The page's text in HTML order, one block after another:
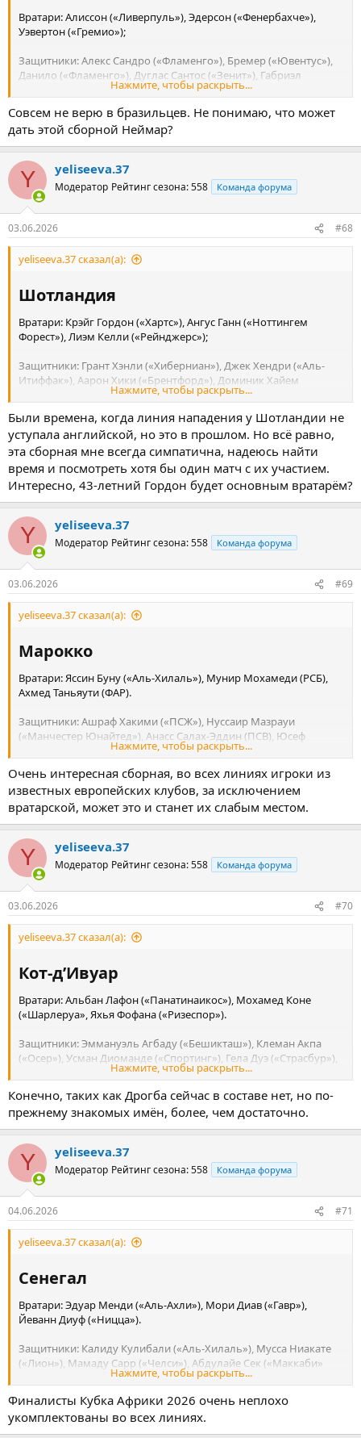
Вратари: Алиссон («Ливерпуль»), Эдерсон («Фенербахче»),
Уэвертон («Гремио»);
Защитники: Алекс Сандро («Фламенго»), Бремер («Ювентус»),
Данило («Фламенго»), Дуглас Сантос («Зенит»), Габриэл
Магальяэс («Арсенал»), Рожер Ибанес («Аль-Ахли»), Лео
Перейра («Фламенго»), Маркиньос («ПСЖ»), Уэсли Франса
(«Рома»);
Полузащитники: Бруно Гимараэс («Ньюкасл»), Каземиро
(«Манчестер Юнайтед»), Данило дос Сантос («Ботафого»),
Фабиньо («Аль-Иттихад»), Лукас Пакета («Фламенго»);
Нападающие: Эндрик («Лион» / «Реал»), Габриэл Мартинелли
(«Арсенал»), Игор Тиаго («Брентфорд»), Луис Энрике («Зенит»),
Матеус Кунья («Манчестер Юнайтед»), Неймар («Сантос»),
Рафинья Диас («Барселона»), Райан Роша («Борнмут»),
Винисиус Жуниор («Реал»).
Нажмите, чтобы раскрыть...
Совсем не верю в бразильцев. Не понимаю, что может
дать этой сборной Неймар?
Y yeliseeva.37
Модератор Рейтинг сезона: 558 Команда форума
03.06.2026 #68
yeliseeva.37 сказал(а):
Шотландия​
Вратари: Крэйг Гордон («Хартс»), Ангус Ганн («Ноттингем
Форест»), Лиэм Келли («Рейнджерс»);
Защитники: Грант Хэнли («Хиберниан»), Джек Хендри («Аль-
Итиффак»), Аарон Хики («Брентфорд»), Доминик Хайем
(«Рексхэм»), Скотт Маккенна («Динамо» Загреб), Натан
Робертсон («Ливерпуль»), Джон Суттар («Рейнджерс»), Киран
Тирни («Селтик»);
Полузащитники: Райан Кристи («Борнмут»), Финдлэй Кертис
(«Килмарнок»), Льюис Фергюсон («Болонья»), Бен Доук
(«Борнмут»), Билли Гилмор («Наполи»), Джон Макгинн («Астон
(«Наполи»);
Нападающие: Че Адамс («Торино»), Линдон Дайкс («Чарльтон»),
Джордж Херст («Ипсвич»), Лоуренс Шенкленд («Хартс»), Росс
Стюарт («Саутгемптон»).
Нажмите, чтобы раскрыть...
Были времена, когда линия нападения у Шотландии не
уступала английской, но это в прошлом. Но всё равно,
эта сборная мне всегда симпатична, надеюсь найти
время и посмотреть хотя бы один матч с их участием.
Интересно, 43-летний Гордон будет основным вратарём?
Y yeliseeva.37
Модератор Рейтинг сезона: 558 Команда форума
03.06.2026 #69
yeliseeva.37 сказал(а):
Марокко​
Вратари: Яссин Буну («Аль-Хилаль»), Мунир Мохамеди (РСБ),
Ахмед Таньяути (ФАР).
Защитники: Ашраф Хакими («ПСЖ»), Нуссаир Мазрауи
(«Манчестер Юнайтед»), Анасс Салах-Эддин (ПСВ), Юсеф
Беламмари («Аль-Ахли» Каир), Исса Диоп («Фулхэм»), Шади
Риад («Кристал Пэлас»), Закария Эль-Уахди («Генк»), Редуан
Аляль («Мехелен»), Найеф Агерд («Марсель»).
Полузащитники: Нель Эль-Энауи («Рома»), Аззедин Унаи
(«Жирона»), Исмаэль Сайбари (ПСВ), Биляль Эль-Ханнус
(«Штутгарт»), Самир Эль-Мурабет («Страсбур»), Софьян
Амрабат («Бетис»), Айюб Буадди («Лилль»).
Нападающие: Браим Диас («Реал»), Аюб Эль-Кааби
(«Олимпиакос»), Абде Эззальзули («Бетис»), Суфьян Раими
(«Аль-Айн»), Гессим Яссин («Страсбур»), Аюб Амаимуни-Эшгуяб
(«Айнтрахт»), Шамсдин Тальби («Сандерленд»).
Нажмите, чтобы раскрыть...
Очень интересная сборная, во всех линиях игроки из
известных европейских клубов, за исключением
вратарской, может это и станет их слабым местом.
Y yeliseeva.37
Модератор Рейтинг сезона: 558 Команда форума
03.06.2026 #70
yeliseeva.37 сказал(а):
Кот-д’Ивуар​
Вратари: Альбан Лафон («Панатинаикос»), Мохамед Коне
(«Шарлеруа», Яхья Фофана («Ризеспор»).
Защитники: Эммануэль Агбаду («Бешикташ»), Клеман Акпа
(«Осер»), Усман Диоманде («Спортинг»), Гела Дуэ («Страсбур»),
Гислен Конан («Бургос»), Одилон Коссуну («Аталанта»), Эван
Ндика («Рома»), Вилфрид Синго («Галатасарай»).
Полузащитники: Секо Фофана («Порту»), Парфе Гиагон
(«Шарлеруа»), Крист Инао Улай («Трабзонспор»), Франк Кессиэ
(«Аль-Ахли»), Ибрагим Сангаре («Ноттингем Форест»), Жан-
Микаэль Сери («Аль-Оруба»).
Нападающие: Омар Диаките («Серкль Брюгге»), Ян Диоманде
(«Лейпциг»), Амад Диалло («МЮ»), Эванн Гессан («Кристал
Пэлас»), Базумана Туре («Хоффенхайм»), Симон Аденгра
(«Монако»), Анж-Йоан Бонни («Интер»), Николя Пепе
Нажмите, чтобы раскрыть...
Конечно, таких как Дрогба сейчас в составе нет, но по-
прежнему знакомых имён, более, чем достаточно.
Y yeliseeva.37
Модератор Рейтинг сезона: 558 Команда форума
04.06.2026 #71
yeliseeva.37 сказал(а):
Сенегал​
Вратари: Эдуар Менди («Аль-Ахли»), Мори Диав («Гавр»),
Йеванн Диуф («Ницца»).
Защитники: Калиду Кулибали («Аль-Хилаль»), Мусса Ниакате
(«Лион»), Мамаду Сарр («Челси»), Абдулайе Сек («Маккаби»
Хайфа), Эль-Хаджи Малик Диуф («Вест Хэм»), Исмаиль Якобс
(«Галатасарай»), Антуан Менди («Ницца»), Крепен Диатта
(«Монако»).
Нажмите, чтобы раскрыть...
Финалисты Кубка Африки 2026 очень неплохо
укомплектованы во всех линиях.